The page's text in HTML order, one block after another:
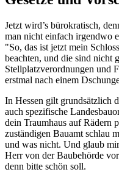
Jetzt wird’s bürokratisch,
man nicht einfach irgendwo
"So, das ist jetzt mein
beachten, und die sind nicht
Stellplatzverordnungen und
erstmal nach einem
In Hessen gilt grundsätzlich
auch spezifische
dein Traumhaus auf Rädern
zuständigen Bauamt schlau
und was nicht. Und glaub
Herr von der Baubehörde
denn bitte schön soll.